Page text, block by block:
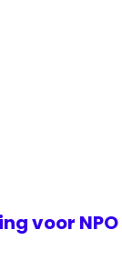
voor